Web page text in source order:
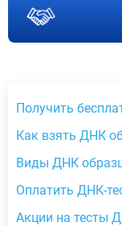
Получить
Как взять ДНК
Виды ДНК
Оплатить ДНК-
Акции на тесты